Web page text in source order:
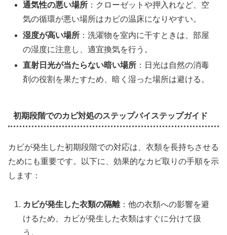
通気性の悪い場所 ：クローゼットや押入れなど、空
気の循環が悪い場所はカビの温床になりやすい。
湿度が高い場所 ：洗濯物を室内に干すときは、部屋
の湿度に注意し、適宜換気を行う。
直射日光が当たらない暗い場所 ：日光は自然の消毒
剤の役割を果たすため、暗く湿った場所は避ける。
初期段階でのカビ対処のステップバイステップガイド
カビが発生した初期段階での対応は、衣類を長持ちさせる
ためにも重要です。以下に、効果的なカビ取りの手順を示
します：
カビが発生した衣類の隔離：他の衣類への影響を避
けるため、カビが発生した衣類はすぐに分けて扱
う。